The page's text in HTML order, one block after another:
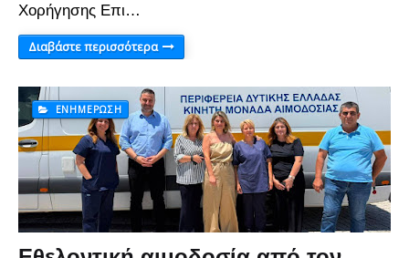
Χορήγησης Επι…
Διαβάστε περισσότερα
ΕΝΗΜΈΡΩΣΗ